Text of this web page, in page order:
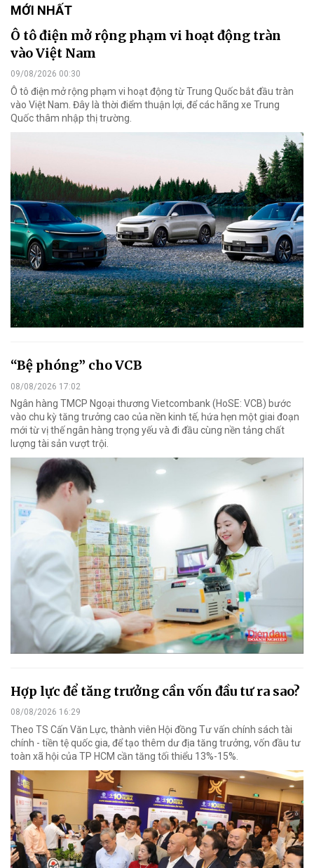
MỚI NHẤT
Ô tô điện mở rộng phạm vi hoạt động tràn
vào Việt Nam
09/08/2026 00:30
Ô tô điện mở rộng phạm vi hoạt động từ Trung Quốc bắt đầu tràn
vào Việt Nam. Đây là thời điểm thuận lợi, để các hãng xe Trung
Quốc thâm nhập thị trường.
“Bệ phóng” cho VCB
08/08/2026 17:02
Ngân hàng TMCP Ngoại thương Vietcombank (HoSE: VCB) bước
vào chu kỳ tăng trưởng cao của nền kinh tế, hứa hẹn một giai đoạn
mới từ vị thế ngân hàng trọng yếu và đi đầu cùng nền tảng chất
lượng tài sản vượt trội.
Hợp lực để tăng trưởng cần vốn đầu tư ra sao?
08/08/2026 16:29
Theo TS Cấn Văn Lực, thành viên Hội đồng Tư vấn chính sách tài
chính - tiền tệ quốc gia, để tạo thêm dư địa tăng trưởng, vốn đầu tư
toàn xã hội của TP HCM cần tăng tối thiểu 13%-15%.